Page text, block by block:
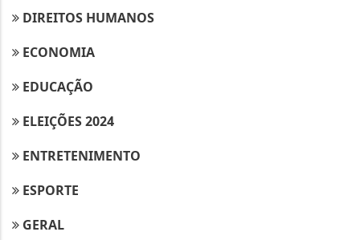
DIREITOS HUMANOS
ECONOMIA
EDUCAÇÃO
ELEIÇÕES 2024
ENTRETENIMENTO
ESPORTE
GERAL
Termos de Uso e Privacidade